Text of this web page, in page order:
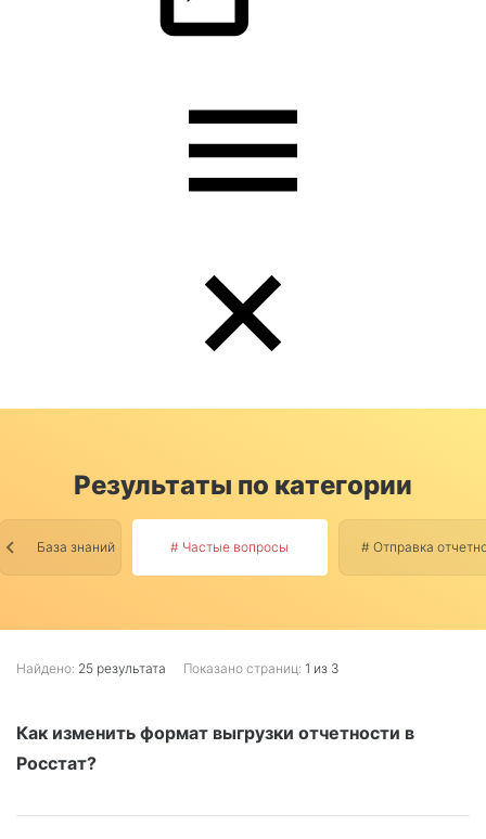
Результаты по категории
База знаний # Частые вопросы # Отправка
Найдено: 25 результата Показано страниц: 1 из 3
Как изменить формат выгрузки отчетности в
Росстат?